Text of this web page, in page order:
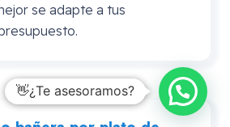
se adapte a tus
👋¿Te asesoramos?